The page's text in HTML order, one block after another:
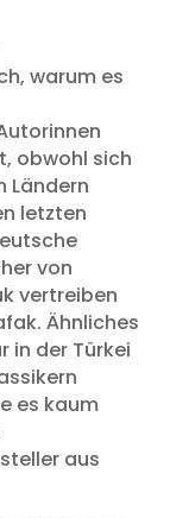
warum es
obwohl sich
Ländern
letzten
von
vertreiben
Ähnliches
in der Türkei
es kaum
aus